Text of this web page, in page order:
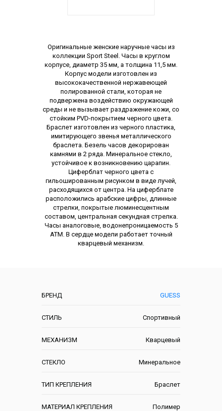
БРЕНД GUESS
СТИЛЬ Спортивный
МЕХАНИЗМ Кварцевый
СТЕКЛО Минеральное
ТИП КРЕПЛЕНИЯ Браслет
МАТЕРИАЛ КРЕПЛЕНИЯ Полимер
Описание
Оригинальные женские наручные часы из
коллекции Sport Steel. Часы в круглом
корпусе, диаметр 35 мм, а толщина 11,5 мм.
Корпус модели изготовлен из
высококачественной нержавеющей
полированной стали, которая не
подвержена воздействию окружающей
среды и не вызывает раздражение кожи, со
стойким PVD-покрытием черного цвета.
Браслет изготовлен из черного пластика,
имитирующего звенья металлического
браслета. Безель часов декорирован
камнями в 2 ряда. Минеральное стекло,
устойчивое к возникновению царапин.
Циферблат черного цвета с
гильошированным рисунком в виде лучей,
расходящихся от центра. На циферблате
расположились арабские цифры, длинные
стрелки, покрытые люминесцентным
составом, центральная секундная стрелка.
Часы аналоговые, водонепроницаемость 5
АТМ. В сердце модели работает точный
кварцевый механизм.